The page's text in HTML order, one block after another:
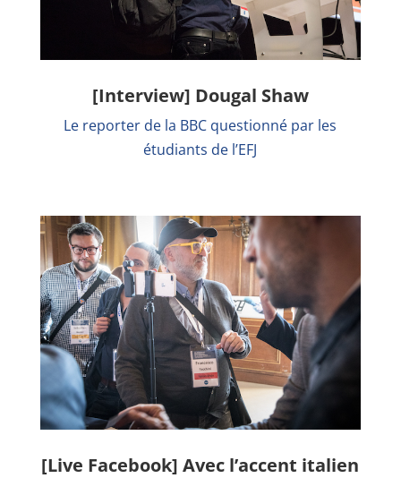
[Interview] Dougal Shaw
Le reporter de la BBC questionné par les
étudiants de l’EFJ
[Live Facebook] Avec l’accent italien